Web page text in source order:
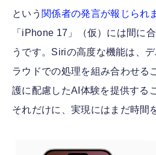
という 関係者の発言が報じられ
「iPhone 17」（仮）には間に
うです。Siriの高度な機能は、
ラウドでの処理を組み合わせる
護に配慮したAI体験を提供する
それだけに、実現にはまだ時間